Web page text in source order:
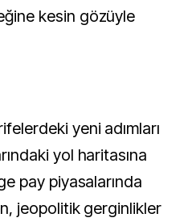
kesin gözüyle
yeni adımları
yol haritasına
pay piyasalarında
jeopolitik gerginlikler